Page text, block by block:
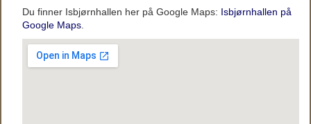
Du finner Isbjørnhallen her på Google Maps: Isbjørnhallen på
Google Maps